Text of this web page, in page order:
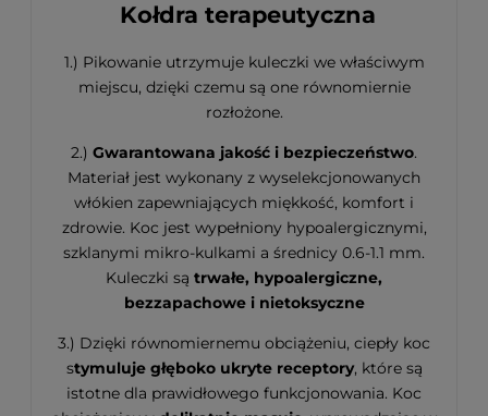
Kołdra terapeutyczna
1.) Pikowanie utrzymuje kuleczki we właściwym
miejscu, dzięki czemu są one równomiernie
rozłożone.
2.) Gwarantowana jakość i bezpieczeństwo.
Materiał jest wykonany z wyselekcjonowanych
włókien zapewniających miękkość, komfort i
zdrowie. Koc jest wypełniony hypoalergicznymi,
szklanymi mikro-kulkami a średnicy 0.6-1.1 mm.
Kuleczki są trwałe, hypoalergiczne,
bezzapachowe i nietoksyczne
3.) Dzięki równomiernemu obciążeniu, ciepły koc
stymuluje głęboko ukryte receptory, które są
istotne dla prawidłowego funkcjonowania. Koc